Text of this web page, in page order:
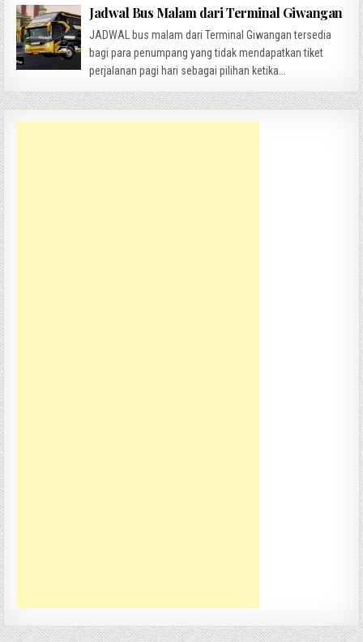
Jadwal Bus Malam dari Terminal Giwangan
JADWAL bus malam dari Terminal Giwangan tersedia
bagi para penumpang yang tidak mendapatkan tiket
perjalanan pagi hari sebagai pilihan ketika...